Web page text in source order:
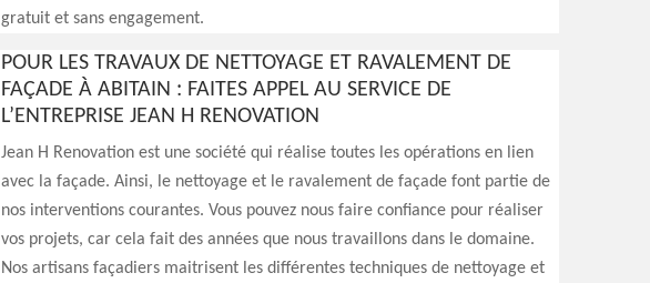
gratuit et sans engagement.
POUR LES TRAVAUX DE NETTOYAGE ET RAVALEMENT DE
FAÇADE À ABITAIN : FAITES APPEL AU SERVICE DE
L’ENTREPRISE JEAN H RENOVATION
Jean H Renovation est une société qui réalise toutes les opérations en lien
avec la façade. Ainsi, le nettoyage et le ravalement de façade font partie de
nos interventions courantes. Vous pouvez nous faire confiance pour réaliser
vos projets, car cela fait des années que nous travaillons dans le domaine.
Nos artisans façadiers maitrisent les différentes techniques de nettoyage et